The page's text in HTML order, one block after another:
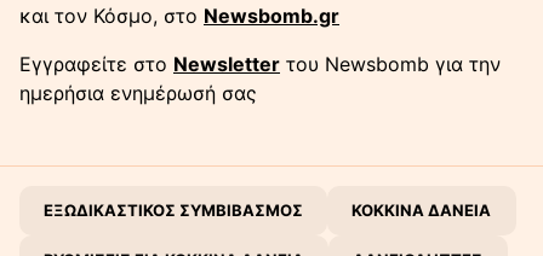
και τον Κόσμο, στο Newsbomb.gr
Εγγραφείτε στο Newsletter του Newsbomb για την
ημερήσια ενημέρωσή σας
ΕΞΩΔΙΚΑΣΤΙΚΟΣ ΣΥΜΒΙΒΑΣΜΟΣ ΚΟΚΚΙΝΑ ΔΑΝΕΙΑ